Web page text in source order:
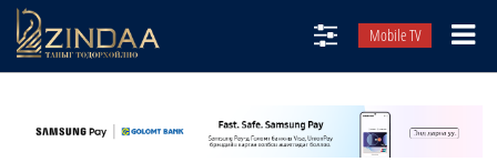
Mobile TV
ТВ8